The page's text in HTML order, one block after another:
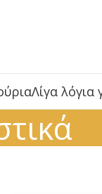
Λίγα λόγια